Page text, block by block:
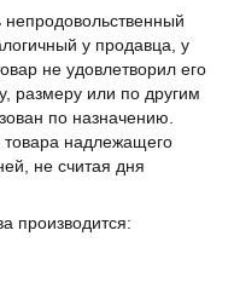
у продавца, у
не удовлетворил его
размеру или по другим
по назначению.
надлежащего
не считая дня
производится: